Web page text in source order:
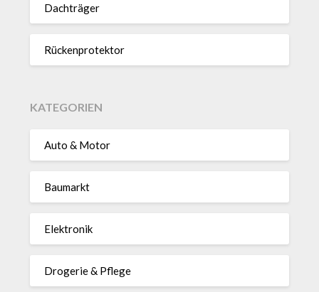
Dach­träger
Rücken­pro­tektor
KATEGORIEN
Auto & Motor
Baumarkt
Elektronik
Drogerie & Pflege